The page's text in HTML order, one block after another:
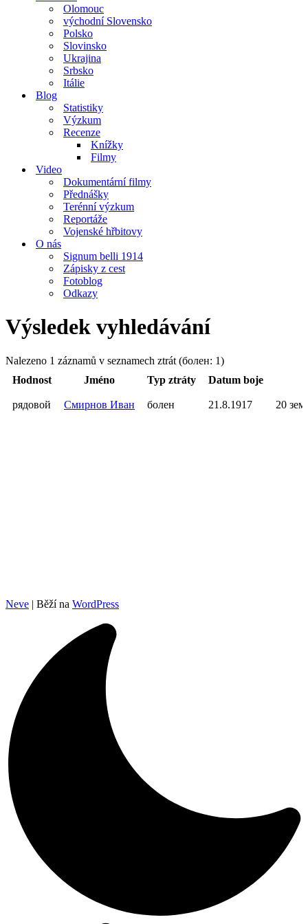
Olomouc
východní Slovensko
Polsko
Slovinsko
Ukrajina
Srbsko
Itálie
Blog
Statistiky
Výzkum
Recenze
Knížky
Filmy
Video
Dokumentární filmy
Přednášky
Terénní výzkum
Reportáže
Vojenské hřbitovy
O nás
Signum belli 1914
Zápisky z cest
Fotoblog
Odkazy
Výsledek vyhledávání
Nalezeno 1 záznamů v seznamech ztrát (болен: 1)
Hodnost
Jméno Typ ztráty Datum boje
рядовой Смирнов Иван болен 21.8.1917 20
Neve | Běží na WordPress